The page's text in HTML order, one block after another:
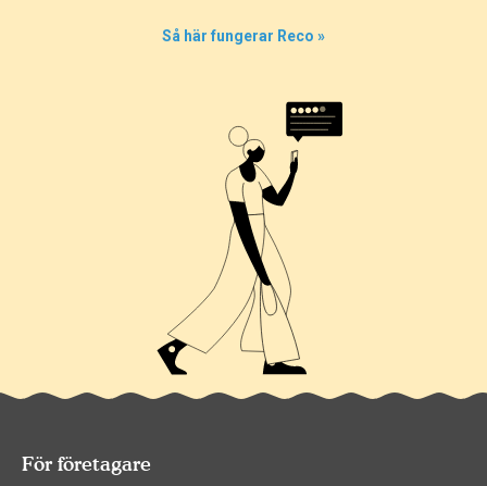
Så här fungerar Reco »
För företagare